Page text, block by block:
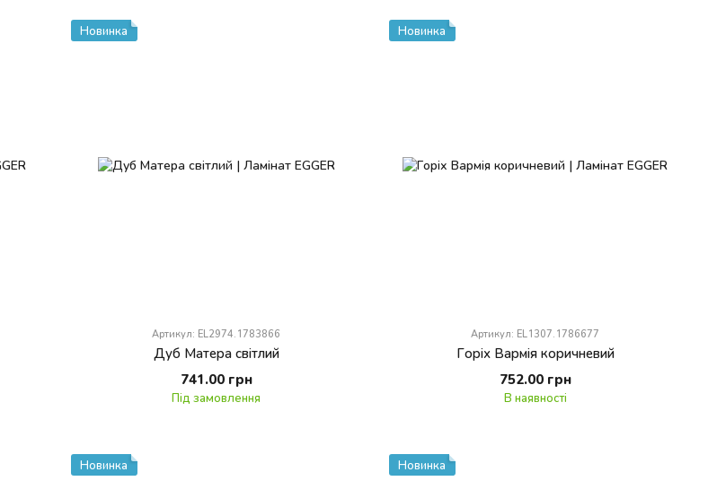
Новинка
Артикул: EL2974.1783866
Дуб Матера світлий
741.00 грн
Під замовлення
Новинка
Артикул: EL1307.1786677
Горіх Вармія коричневий
752.00 грн
В наявності
Новинка Новинка